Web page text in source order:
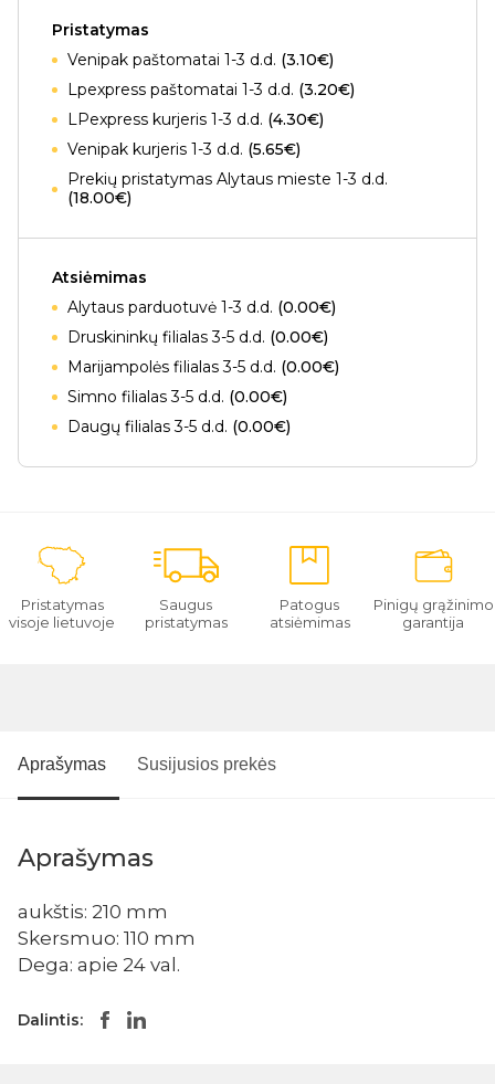
Pristatymas
Venipak paštomatai 1-3 d.d. (3.10€)
Lpexpress paštomatai 1-3 d.d. (3.20€)
LPexpress kurjeris 1-3 d.d. (4.30€)
Venipak kurjeris 1-3 d.d. (5.65€)
Prekių pristatymas Alytaus mieste 1-3 d.d.
(18.00€)
Atsiėmimas
Alytaus parduotuvė 1-3 d.d. (0.00€)
Druskininkų filialas 3-5 d.d. (0.00€)
Marijampolės filialas 3-5 d.d. (0.00€)
Simno filialas 3-5 d.d. (0.00€)
Daugų filialas 3-5 d.d. (0.00€)
Pristatymas
visoje lietuvoje
Saugus
pristatymas
Patogus
atsiėmimas
Pinigų grąžinimo
garantija
Aprašymas Susijusios prekės
Aprašymas
aukštis: 210 mm
Skersmuo: 110 mm
Dega: apie 24 val.
Dalintis: